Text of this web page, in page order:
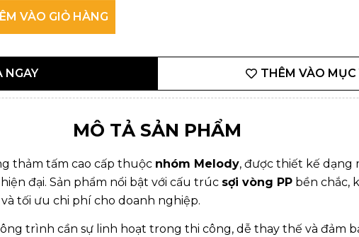
VÀO GIỎ HÀNG
NGAY THÊM VÀO MỤC
MÔ TẢ SẢN PHẨM
thảm tấm cao cấp thuộc nhóm Melody, được thiết kế dạng
đại. Sản phẩm nổi bật với cấu trúc sợi vòng PP bền chắc,
tối ưu chi phí cho doanh nghiệp.
trình cần sự linh hoạt trong thi công, dễ thay thế và đảm